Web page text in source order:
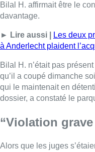
Bilal H. affirmait être le
davantage.
► Lire aussi |
Les deux
à Anderlecht plaident
Bilal H. n’était pas
qu’il a coupé dimanche
qui le maintenait en
dossier, a constaté le
“Violation
Alors que les juges